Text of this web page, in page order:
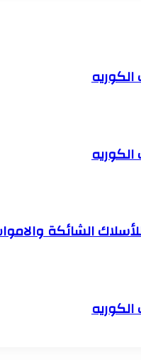
الكوريه
الكوريه
الشائكة
الكوريه